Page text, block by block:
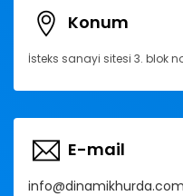
Konum
İsteks sanayi sitesi 3. blok
E-mail
info@dinamikhurda.com